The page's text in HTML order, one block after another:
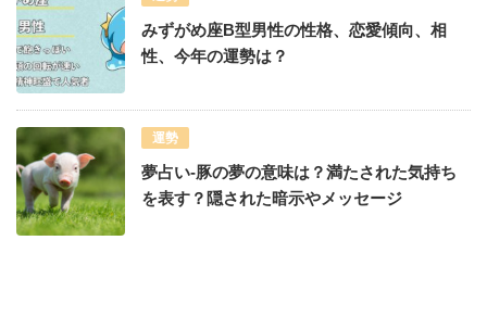
みずがめ座B型男性の性格、恋愛傾向、相
性、今年の運勢は？
運勢
夢占い-豚の夢の意味は？満たされた気持ち
を表す？隠された暗示やメッセージ